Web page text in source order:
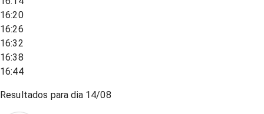
16:20
16:26
16:32
16:38
16:44
Resultados para dia 14/08